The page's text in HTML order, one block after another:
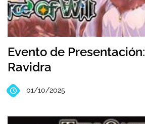
Evento de
Ravidra
01/10/2025